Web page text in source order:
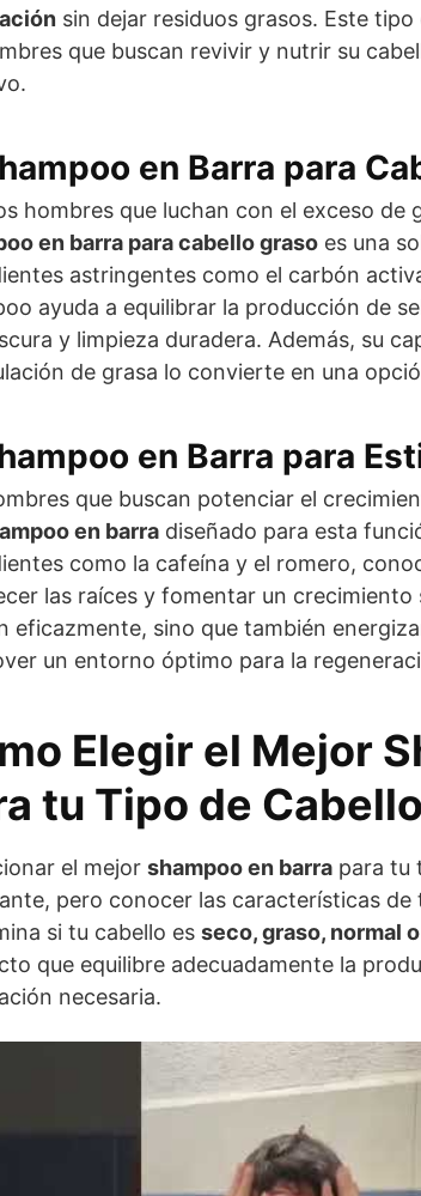
sin dejar residuos grasos. Este
que buscan revivir y nutrir su
en Barra para
hombres que luchan con el exceso de
en barra para cabello graso es una
astringentes como el carbón
ayuda a equilibrar la producción de
y limpieza duradera. Además, su
de grasa lo convierte en una
en Barra para
que buscan potenciar el
en barra diseñado para esta
como la cafeína y el romero,
las raíces y fomentar un crecimiento
eficazmente, sino que también
un entorno óptimo para la
Elegir el Mejor
tu Tipo de Cabello
el mejor shampoo en barra para tu
pero conocer las características de
si tu cabello es seco, graso, normal
que equilibre adecuadamente la
necesaria.